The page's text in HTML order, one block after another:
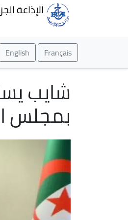
الإذاعة
Français
English
شايب
بمجلس